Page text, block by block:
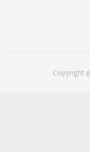
Copyright